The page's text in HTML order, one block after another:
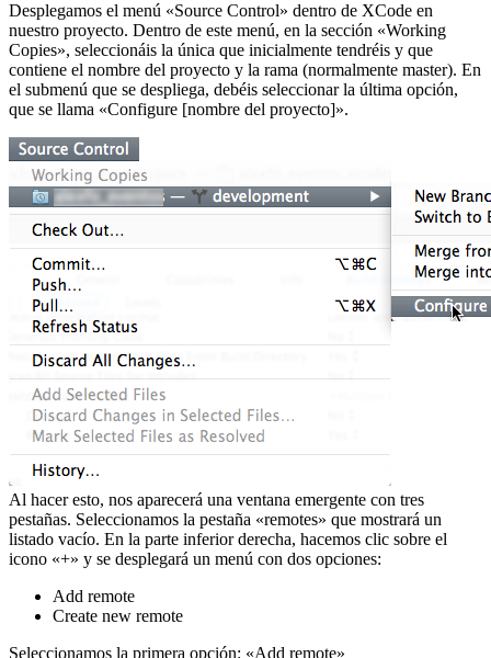
Desplegamos el menú «Source Control» dentro de XCode en
nuestro proyecto. Dentro de este menú, en la sección «Working
Copies», seleccionáis la única que inicialmente tendréis y que
contiene el nombre del proyecto y la rama (normalmente master). En
el submenú que se despliega, debéis seleccionar la última opción,
que se llama «Configure [nombre del proyecto]».
Al hacer esto, nos aparecerá una ventana emergente con tres
pestañas. Seleccionamos la pestaña «remotes» que mostrará un
listado vacío. En la parte inferior derecha, hacemos clic sobre el
icono «+» y se desplegará un menú con dos opciones:
Add remote
Create new remote
Seleccionamos la primera opción: «Add remote»